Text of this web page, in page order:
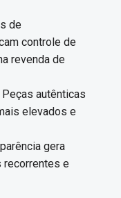
de
controle de
revenda de
Peças autênticas
elevados e
gera
recorrentes e